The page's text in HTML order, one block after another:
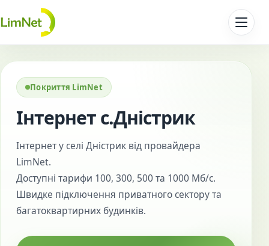
Перейти до контенту
Покриття LimNet
Інтернет с.Дністрик
Інтернет у селі Дністрик від провайдера
LimNet.
Доступні тарифи 100, 300, 500 та 1000 Мб/с.
Швидке підключення приватного сектору та
багатоквартирних будинків.